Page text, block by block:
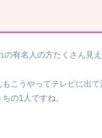
の有名人の方たくさん見え
もこうやってテレビに出
の1人ですね。